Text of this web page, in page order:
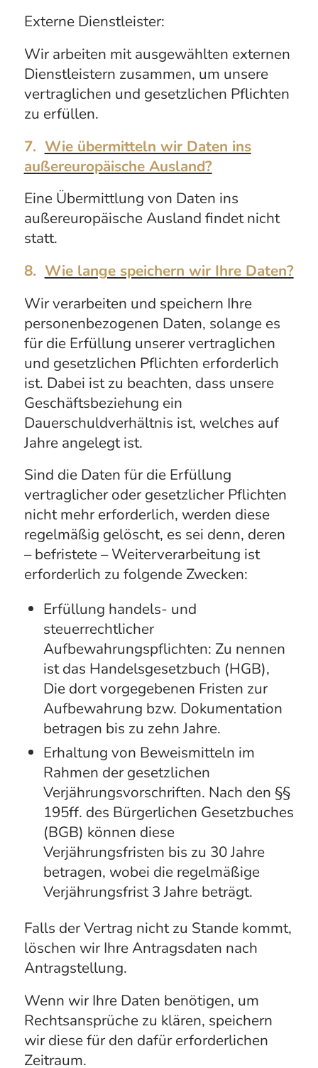
Externe Dienstleister:
Wir arbeiten mit ausgewählten externen
Dienstleistern zusammen, um unsere
vertraglichen und gesetzlichen Pflichten
zu erfüllen.
7. Wie übermitteln wir Daten ins
außereuropäische Ausland?
Eine Übermittlung von Daten ins
außereuropäische Ausland findet nicht
statt.
8. Wie lange speichern wir Ihre Daten?
Wir verarbeiten und speichern Ihre
personenbezogenen Daten, solange es
für die Erfüllung unserer vertraglichen
und gesetzlichen Pflichten erforderlich
ist. Dabei ist zu beachten, dass unsere
Geschäftsbeziehung ein
Dauerschuldverhältnis ist, welches auf
Jahre angelegt ist.
Sind die Daten für die Erfüllung
vertraglicher oder gesetzlicher Pflichten
nicht mehr erforderlich, werden diese
regelmäßig gelöscht, es sei denn, deren
– befristete – Weiterverarbeitung ist
erforderlich zu folgende Zwecken:
Erfüllung handels- und
steuerrechtlicher
Aufbewahrungspflichten: Zu nennen
ist das Handelsgesetzbuch (HGB),
Die dort vorgegebenen Fristen zur
Aufbewahrung bzw. Dokumentation
betragen bis zu zehn Jahre.
Erhaltung von Beweismitteln im
Rahmen der gesetzlichen
Verjährungsvorschriften. Nach den §§
195ff. des Bürgerlichen Gesetzbuches
(BGB) können diese
Verjährungsfristen bis zu 30 Jahre
betragen, wobei die regelmäßige
Verjährungsfrist 3 Jahre beträgt.
Falls der Vertrag nicht zu Stande kommt,
löschen wir Ihre Antragsdaten nach
Antragstellung.
Wenn wir Ihre Daten benötigen, um
Rechtsansprüche zu klären, speichern
wir diese für den dafür erforderlichen
Zeitraum.